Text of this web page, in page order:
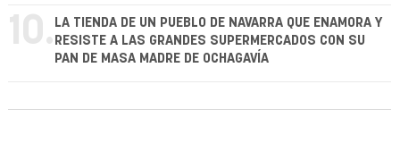
10. LA TIENDA DE UN PUEBLO DE NAVARRA QUE ENAMORA Y
RESISTE A LAS GRANDES SUPERMERCADOS CON SU
PAN DE MASA MADRE DE OCHAGAVÍA